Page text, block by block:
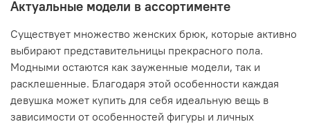
Актуальные модели в ассортименте
Существует множество женских брюк, которые активно
выбирают представительницы прекрасного пола.
Модными остаются как зауженные модели, так и
расклешенные. Благодаря этой особенности каждая
девушка может купить для себя идеальную вещь в
зависимости от особенностей фигуры и личных